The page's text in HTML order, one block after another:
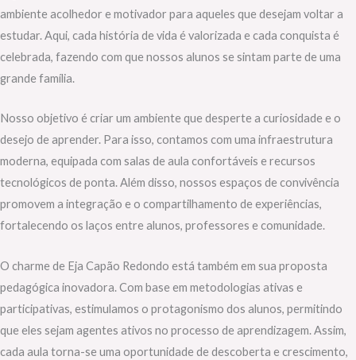
ambiente acolhedor e motivador para aqueles que desejam voltar a
estudar. Aqui, cada história de vida é valorizada e cada conquista é
celebrada, fazendo com que nossos alunos se sintam parte de uma
grande família.
Nosso objetivo é criar um ambiente que desperte a curiosidade e o
desejo de aprender. Para isso, contamos com uma infraestrutura
moderna, equipada com salas de aula confortáveis e recursos
tecnológicos de ponta. Além disso, nossos espaços de convivência
promovem a integração e o compartilhamento de experiências,
fortalecendo os laços entre alunos, professores e comunidade.
O charme de Eja Capão Redondo está também em sua proposta
pedagógica inovadora. Com base em metodologias ativas e
participativas, estimulamos o protagonismo dos alunos, permitindo
que eles sejam agentes ativos no processo de aprendizagem. Assim,
cada aula torna-se uma oportunidade de descoberta e crescimento,